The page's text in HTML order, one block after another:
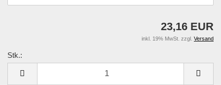
23,16 EUR
inkl. 19% MwSt. zzgl. Versand
Stk.: